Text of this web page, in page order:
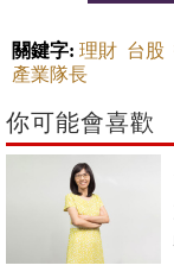
關鍵字: 理財 台股
產業隊長
你可能會喜歡